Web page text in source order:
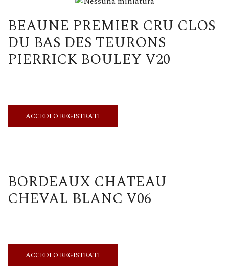
BEAUNE PREMIER CRU CLOS
DU BAS DES TEURONS
PIERRICK BOULEY V20
ACCEDI O REGISTRATI
BORDEAUX CHATEAU
CHEVAL BLANC V06
ACCEDI O REGISTRATI